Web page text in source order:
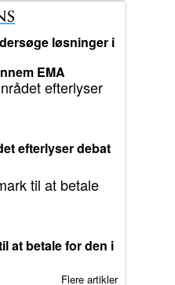
løsninger i
EMA
efterlyser debat
at betale for den i
Flere artikler